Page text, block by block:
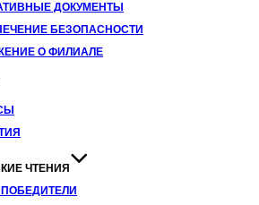
ДОКУМЕНТЫ
БЕЗОПАСНОСТИ
О ФИЛИАЛЕ
ЧТЕНИЯ